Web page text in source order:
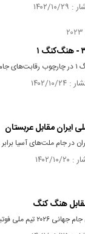
مقابل عربستان
در جام ملت‌های آسیا
مقابل هنگ کنگ
هنگ کنگ به پیروزی رسید.